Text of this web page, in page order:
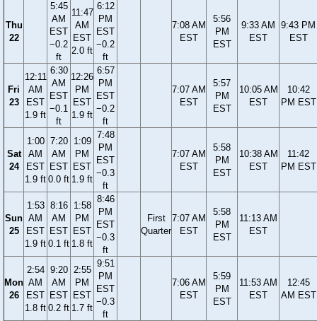
Thu
22
5:45
AM
EST
−0.2
ft
11:47
AM
EST
2.0 ft
6:12
PM
EST
−0.2
ft
7:08 AM
EST
5:56
PM
EST
9:33 AM
EST
9:43 PM
EST
Fri
23
12:11
AM
EST
1.9 ft
6:30
AM
EST
−0.1
ft
12:26
PM
EST
1.9 ft
6:57
PM
EST
−0.2
ft
7:07 AM
EST
5:57
PM
EST
10:05 AM
EST
10:42
PM EST
Sat
24
1:00
AM
EST
1.9 ft
7:20
AM
EST
0.0 ft
1:09
PM
EST
1.9 ft
7:48
PM
EST
−0.3
ft
7:07 AM
EST
5:58
PM
EST
10:38 AM
EST
11:42
PM EST
Sun
25
1:53
AM
EST
1.9 ft
8:16
AM
EST
0.1 ft
1:58
PM
EST
1.8 ft
8:46
PM
EST
−0.3
ft
First
Quarter
7:07 AM
EST
5:58
PM
EST
11:13 AM
EST
Mon
26
2:54
AM
EST
1.8 ft
9:20
AM
EST
0.2 ft
2:55
PM
EST
1.7 ft
9:51
PM
EST
−0.3
ft
7:06 AM
EST
5:59
PM
EST
11:53 AM
EST
12:45
AM EST